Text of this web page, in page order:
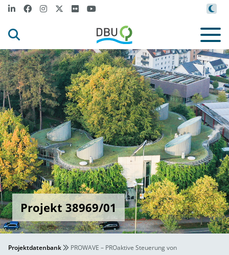
Projekt 38969/01
Projektdatenbank
PROWAVE – PROaktive Steuerung von